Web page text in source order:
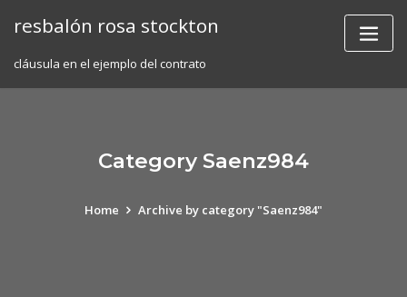
resbalón rosa stockton
cláusula en el ejemplo del contrato
Category Saenz984
Home Archive by category "Saenz984"